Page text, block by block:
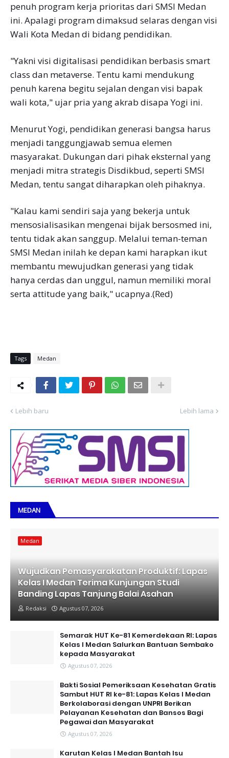
penuh program kerja prioritas dari SMSI Medan
ini. Apalagi program dimaksud selaras dengan visi
Wali Kota Medan di bidang pendidikan.
"Yakni visi digitalisasi pendidikan berbasis smart
class dan metaverse. Tentu kami mendukung
penuh karena begitu sejalan dengan visi bapak
wali kota," ujar pria yang akrab disapa Yogi ini.
Menurut Yogi, pendidikan generasi bangsa harus
menjadi tanggungjawab semua elemen
masyarakat. Dukungan dari pihak eksternal yang
menjadi mitra strategis Disdikbud, seperti SMSI
Medan, tentu sangat diharapkan oleh pihaknya.
"Kalau kami sendiri saja yang bekerja untuk
mensosialisasikan mengenai bijak bersosmed ini,
tentu tidak akan sanggup. Melalui teman-teman
SMSI Medan inilah ke depan kami harapkan ikut
membantu mewujudkan generasi yang tidak
hanya cerdas dan unggul, namun memiliki moral
serta attitude yang baik," ucapnya.(Red)
Tags Medan
Lebih baru Lebih lama
MEDAN
Medan
Wujudkan Pemasyarakatan Produktif: Lapas
Kelas I Medan Terima Kunjungan Studi
Banding Lapas Tanjung Balai Asahan
Redaksi Agustus 07, 2026
Semarak HUT Ke-81 Kemerdekaan RI: Lapas
Kelas I Medan Salurkan Bantuan Sembako
kepada Masyarakat
Agustus 07, 2026
Bakti Sosial Pemeriksaan Kesehatan Gratis
Sambut HUT RI ke-81: Lapas Kelas I Medan
Berkolaborasi dengan UNPRI Berikan
Pelayanan Kesehatan dan Bansos Bagi
Pegawai dan Masyarakat
Agustus 07, 2026
Karutan Kelas I Medan Bantah Isu